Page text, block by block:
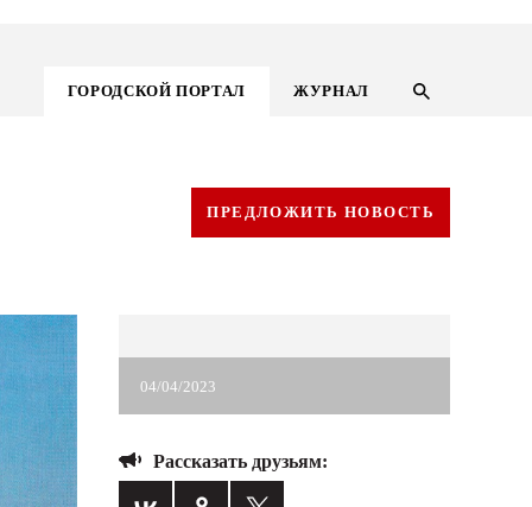
ГОРОДСКОЙ ПОРТАЛ ЖУРНАЛ
ГОРОДСКОЙ ПОРТАЛ
ПРЕДЛОЖИТЬ НОВОСТЬ
04/04/2023
Рассказать друзьям: